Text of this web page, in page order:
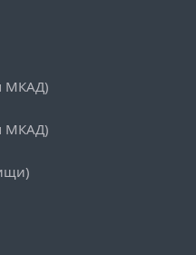
МКАД)
МКАД)